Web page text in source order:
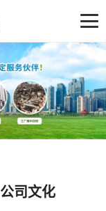
公司文化